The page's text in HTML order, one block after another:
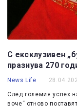
С ексклузивен
празнува 270
News Life
След големия успех
воче“ отново